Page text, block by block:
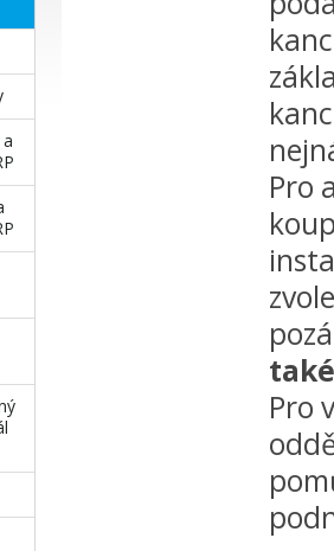
Pro
Pro